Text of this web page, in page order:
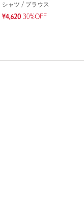
シャツ / ブラウス
¥4,620 30%OFF